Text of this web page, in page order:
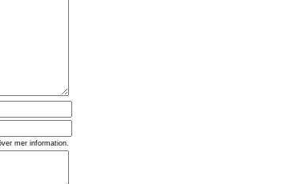
mer information.